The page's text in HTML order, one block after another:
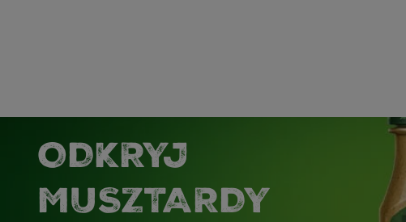
ODKRYJ
MUSZTARDY